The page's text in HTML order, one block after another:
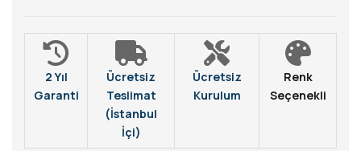
2 Yıl
Garanti
Ücretsiz
Teslimat
(İstanbul
İçi)
Ücretsiz
Kurulum
Renk
Seçenekli